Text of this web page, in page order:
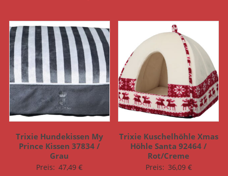
Trixie Hundekissen My
Prince Kissen 37834 /
Grau
Preis: 47,49€
Trixie Kuschelhöhle Xmas
Höhle Santa 92464 /
Rot/Creme
Preis: 36,09 €